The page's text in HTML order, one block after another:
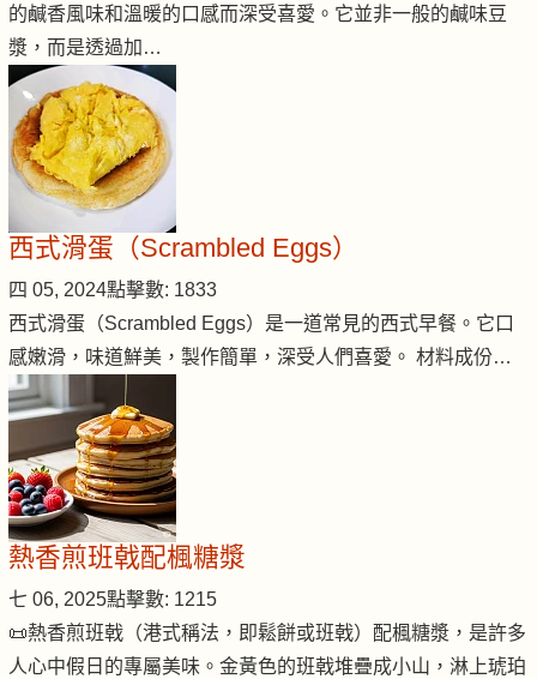
的鹹香風味和溫暖的口感而深受喜愛。它並非一般的鹹味豆
漿，而是透過加…
西式滑蛋（Scrambled Eggs）
四 05, 2024點擊數: 1833
西式滑蛋（Scrambled Eggs）是一道常見的西式早餐。它口
感嫩滑，味道鮮美，製作簡單，深受人們喜愛。 材料成份…
熱香煎班戟配楓糖漿
七 06, 2025點擊數: 1215
📜熱香煎班戟（港式稱法，即鬆餅或班戟）配楓糖漿，是許多
人心中假日的專屬美味。金黃色的班戟堆疊成小山，淋上琥珀